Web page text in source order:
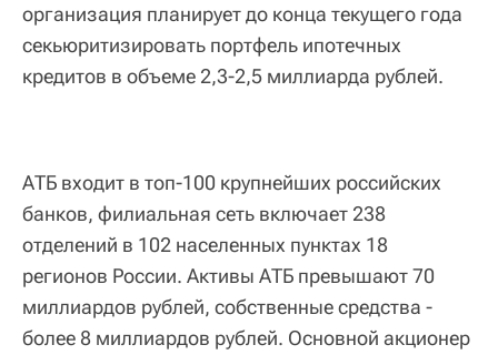
организация планирует до конца текущего года
секьюритизировать портфель ипотечных
кредитов в объеме 2,3-2,5 миллиарда рублей.
АТБ входит в топ-100 крупнейших российских
банков, филиальная сеть включает 238
отделений в 102 населенных пунктах 18
регионов России. Активы АТБ превышают 70
миллиардов рублей, собственные средства -
более 8 миллиардов рублей. Основной акционер